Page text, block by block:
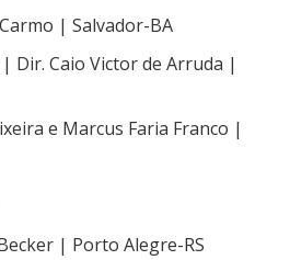
| Salvador-BA
| Dir. Caio Victor de Arruda |
e Marcus Faria Franco |
| Porto Alegre-RS